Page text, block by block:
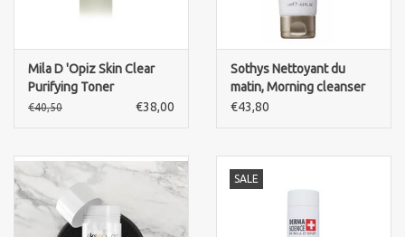
Mila D 'Opiz Skin Clear
Purifying Toner
€40,50 €38,00
Sothys Nettoyant du
matin, Morning cleanser
€43,80
SALE